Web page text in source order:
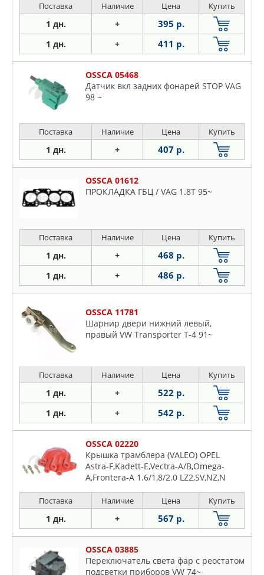
Поставка Наличие Цена Купить
1 дн. + 395 р.
1 дн. + 411 р.
OSSCA 05468
Датчик вкл задних фонарей STOP VAG
98 ~
Поставка Наличие Цена Купить
1 дн. + 407 р.
OSSCA 01612
ПРОКЛАДКА ГБЦ / VAG 1.8T 95~
Поставка Наличие Цена Купить
1 дн. + 468 р.
1 дн. + 486 р.
OSSCA 11781
Шарнир двери нижний левый,
правый VW Transporter T-4 91~
Поставка Наличие Цена Купить
1 дн. + 522 р.
1 дн. + 542 р.
OSSCA 02220
Крышка трамблера (VALEO) OPEL
Astra-F,Kadett-E,Vectra-A/B,Omega-
A,Frontera-A 1.6/1,8/2.0 LZ2,SV,NZ,N
Поставка Наличие Цена Купить
1 дн. + 567 р.
OSSCA 03885
Переключатель света фар с реостатом
подсветки приборов VW 74~